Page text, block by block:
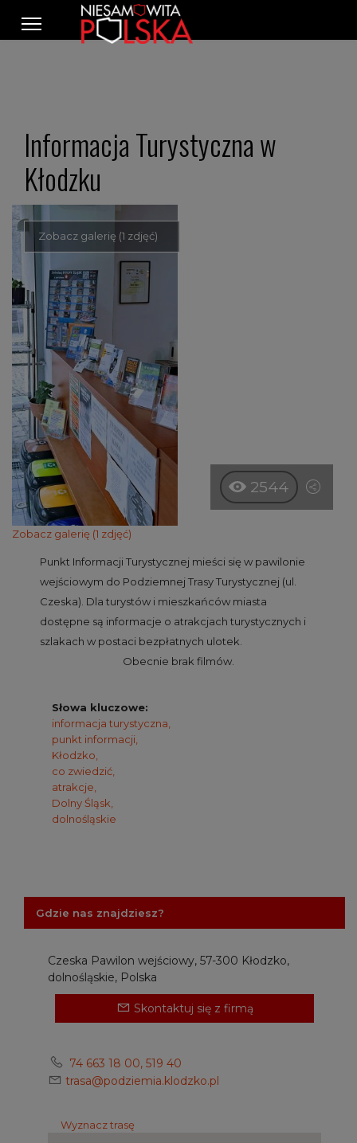
Informacja Turystyczna w
Kłodzku
Zobacz galerię (1 zdjęć)
Zobacz galerię (1 zdjęć)
2544
Punkt Informacji Turystycznej mieści się w pawilonie
wejściowym do Podziemnej Trasy Turystycznej (ul.
Czeska). Dla turystów i mieszkańców miasta
dostępne są informacje o atrakcjach turystycznych i
szlakach w postaci bezpłatnych ulotek.
Obecnie brak filmów.
Słowa kluczowe:
informacja turystyczna,
punkt informacji,
Kłodzko,
co zwiedzić,
atrakcje,
Dolny Śląsk,
dolnośląskie
Gdzie nas znajdziesz?
Czeska Pawilon wejściowy, 57-300 Kłodzko,
dolnośląskie, Polska
Skontaktuj się z firmą
74 663 18 00, 519 40
trasa@podziemia.klodzko.pl
Wyznacz trasę